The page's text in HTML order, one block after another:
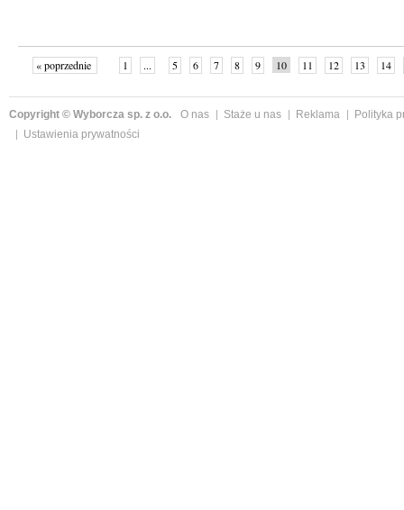
« poprzednie 1 ... 5 6 7 8 9 10 11 12 13 14
Copyright © Wyborcza sp. z o.o. O nas Staże u nas Reklama
Polityka
Ustawienia prywatności